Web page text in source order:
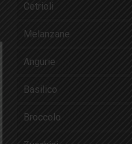
Cetrioli
Melanzane
Angurie
Basilico
Broccolo